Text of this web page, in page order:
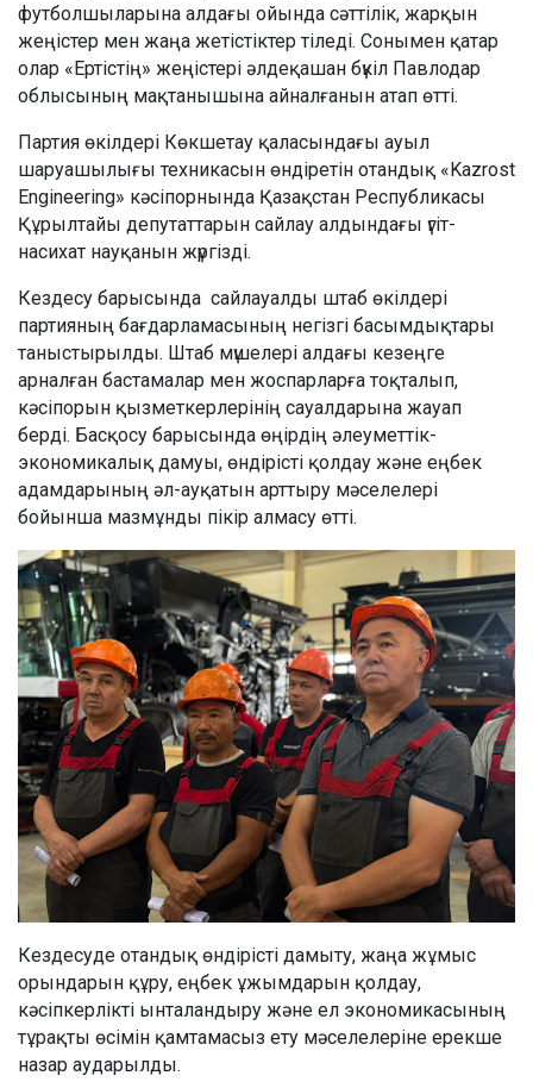
футболшыларына алдағы ойында сәттілік, жарқын
жеңістер мен жаңа жетістіктер тіледі. Сонымен қатар
олар «Ертістің» жеңістері әлдеқашан бүкіл Павлодар
облысының мақтанышына айналғанын атап өтті.
Партия өкілдері Көкшетау қаласындағы ауыл
шаруашылығы техникасын өндіретін отандық «Kazrost
Engineering» кәсіпорнында Қазақстан Республикасы
Құрылтайы депутаттарын сайлау алдындағы үгіт-
насихат науқанын жүргізді.
Кездесу барысында сайлауалды штаб өкілдері
партияның бағдарламасының негізгі басымдықтары
таныстырылды. Штаб мүшелері алдағы кезеңге
арналған бастамалар мен жоспарларға тоқталып,
кәсіпорын қызметкерлерінің сауалдарына жауап
берді. Басқосу барысында өңірдің әлеуметтік-
экономикалық дамуы, өндірісті қолдау және еңбек
адамдарының әл-ауқатын арттыру мәселелері
бойынша мазмұнды пікір алмасу өтті.
Кездесуде отандық өндірісті дамыту, жаңа жұмыс
орындарын құру, еңбек ұжымдарын қолдау,
кәсіпкерлікті ынталандыру және ел экономикасының
тұрақты өсімін қамтамасыз ету мәселелеріне ерекше
назар аударылды.